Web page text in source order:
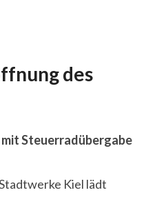
des
Steuerradübergabe
Kiel lädt